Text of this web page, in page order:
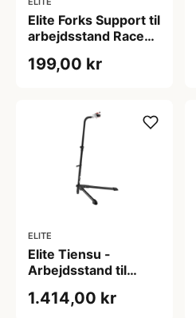
Elite Forks Support til
arbejdsstand Race
199,00 kr
ELITE
Elite Tiensu -
Arbejdsstand til
1.414,00 kr